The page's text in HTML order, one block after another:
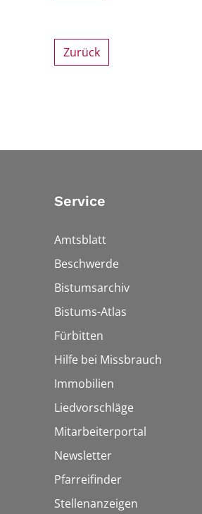
Zurück
Service
Amtsblatt
Beschwerde
Bistumsarchiv
Bistums-Atlas
Fürbitten
Hilfe bei Missbrauch
Immobilien
Liedvorschläge
Mitarbeiterportal
Newsletter
Pfarreifinder
Stellenanzeigen